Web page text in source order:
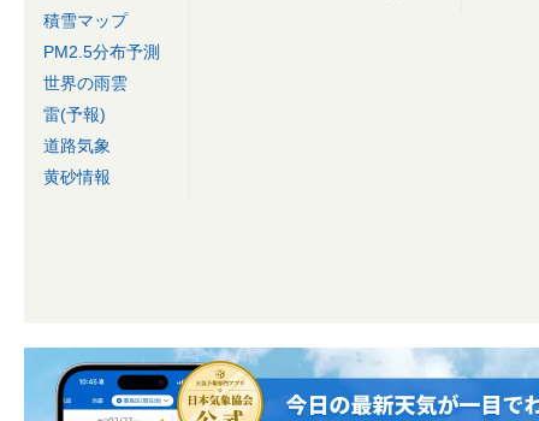
積雪マップ
PM2.5分布予測
世界の雨雲
雷(予報)
道路気象
黄砂情報